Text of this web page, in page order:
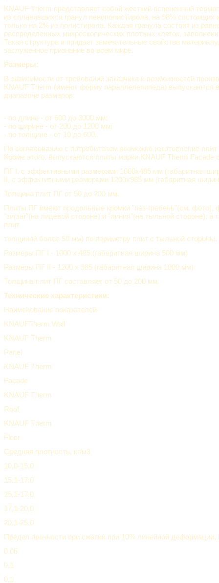
KNAUF Therm представляет собой жесткий вспененный
из сплавившихся гранул пенополистирола, на 98% состоящих
только на 2% из полистирола. Каждая гранула состоит из
распределенных микроскопических плотных клеток,
Такая структура и придает замечательные свойства
заслуженное признание во всем мире.
Размеры:
В зависимости от требований заказчика и возможностей
KNAUF Therm (имеют форму параллелепипеда) выпускаются
диапазоне размеров:
- по длине - от 600 до 3000 мм;
- по ширине - от 200 до 1200 мм;
- по толщине - от 10 до 600.
По согласованию с потребителем возможно изготовление
Кроме этого, выпускаются плиты марки KNAUF Therm
ПГ I, с эффективными размерами 1000х485 мм (габаритная
II, с эффективными размерами 1200х985 мм (габаритная
Толщина плит ПГ от 50 до 200 мм.
Плиты ПГ имеют продольные кромки "паз-гребень"(см. фото),
"зигзаг"(на лицевой стороне) и "линия"(на тыльной стороне), а
плит
толщиной более 50 мм) по периметру плит с тыльной стороны.
Размеры ПГ I - 1000 х 485 (габаритная ширина 500 мм)
Размеры ПГ II - 1200 х 985 (габаритная ширина 1000 мм)
Толщина плит ПГ составляет от 50 до 200 мм.
Технические характеристики:
Наименование показателей
KNAUFTherm Wall
KNAUF Therm
Panel
KNAUF Therm
Facade
KNAUF Therm
Roof
KNAUF Therm
Floor
Средняя плотность, кг/м3
10,0-15,0
15,1-17,0
15,1-17,0
17,1-20,0
20,1-25,0
Предел прочности при сжатии при 10% линейной
0,06
0,1
0,1